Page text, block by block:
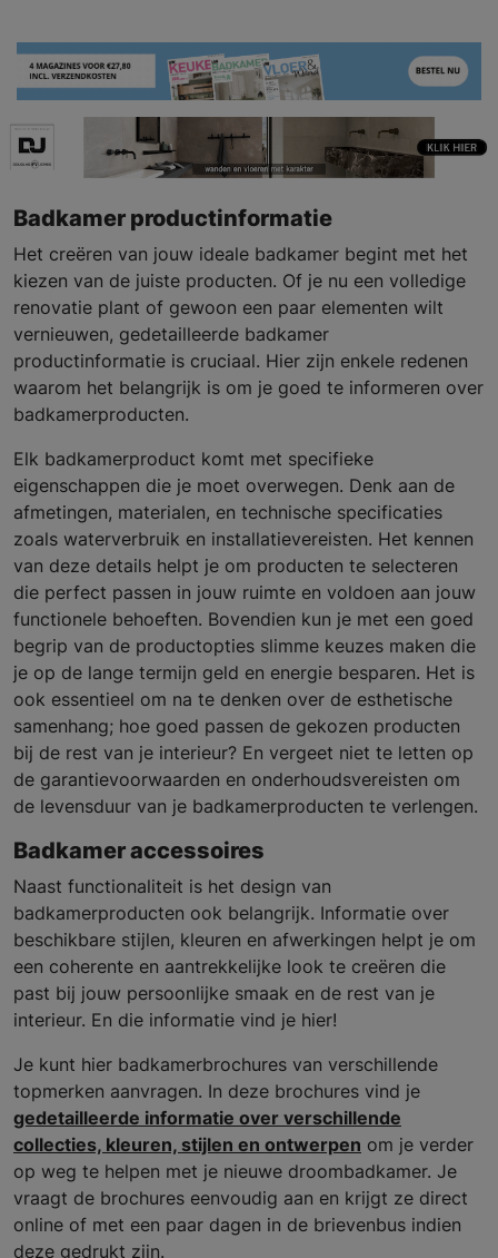
Badkamer productinformatie
Het creëren van jouw ideale badkamer begint met het
kiezen van de juiste producten. Of je nu een volledige
renovatie plant of gewoon een paar elementen wilt
vernieuwen, gedetailleerde badkamer
productinformatie is cruciaal. Hier zijn enkele redenen
waarom het belangrijk is om je goed te informeren over
badkamerproducten.
Elk badkamerproduct komt met specifieke
eigenschappen die je moet overwegen. Denk aan de
afmetingen, materialen, en technische specificaties
zoals waterverbruik en installatievereisten. Het kennen
van deze details helpt je om producten te selecteren
die perfect passen in jouw ruimte en voldoen aan jouw
functionele behoeften. Bovendien kun je met een goed
begrip van de productopties slimme keuzes maken die
je op de lange termijn geld en energie besparen. Het is
ook essentieel om na te denken over de esthetische
samenhang; hoe goed passen de gekozen producten
bij de rest van je interieur? En vergeet niet te letten op
de garantievoorwaarden en onderhoudsvereisten om
de levensduur van je badkamerproducten te verlengen.
Badkamer accessoires
Naast functionaliteit is het design van
badkamerproducten ook belangrijk. Informatie over
beschikbare stijlen, kleuren en afwerkingen helpt je om
een coherente en aantrekkelijke look te creëren die
past bij jouw persoonlijke smaak en de rest van je
interieur. En die informatie vind je hier!
Je kunt hier badkamerbrochures van verschillende
topmerken aanvragen. In deze brochures vind je
gedetailleerde informatie over verschillende
collecties, kleuren, stijlen en ontwerpen om je verder
op weg te helpen met je nieuwe droombadkamer. Je
vraagt de brochures eenvoudig aan en krijgt ze direct
online of met een paar dagen in de brievenbus indien
deze gedrukt zijn.